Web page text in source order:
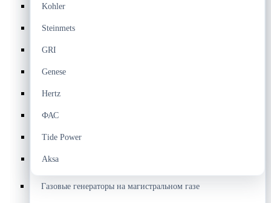
Kohler
Steinmets
GRI
Genese
Hertz
ФАС
Tide Power
Aksa
Газовые генераторы на магистральном газе